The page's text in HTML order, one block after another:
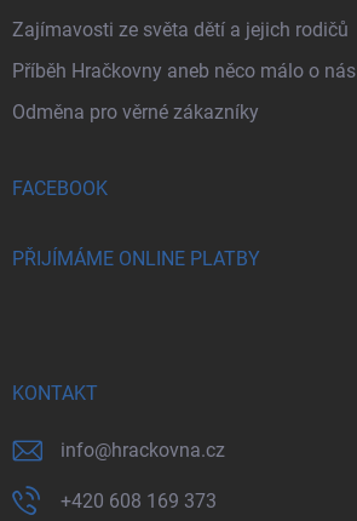
Zajímavosti ze světa dětí a jejich rodičů
Příběh Hračkovny aneb něco málo o nás
Odměna pro věrné zákazníky
FACEBOOK
PŘIJÍMÁME ONLINE PLATBY
KONTAKT
info@hrackovna.cz
+420 608 169 373